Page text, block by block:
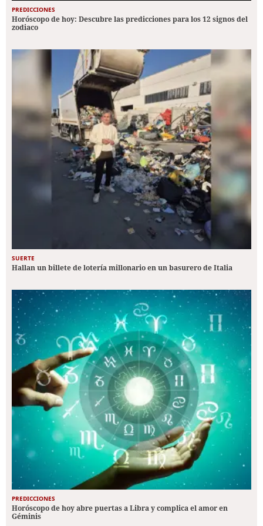
PREDICCIONES
Horóscopo de hoy: Descubre las predicciones para los 12 signos del
zodiaco
SUERTE
Hallan un billete de lotería millonario en un basurero de Italia
PREDICCIONES
Horóscopo de hoy abre puertas a Libra y complica el amor en
Géminis